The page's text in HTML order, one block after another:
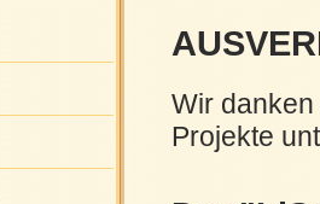
Wir
Projekte